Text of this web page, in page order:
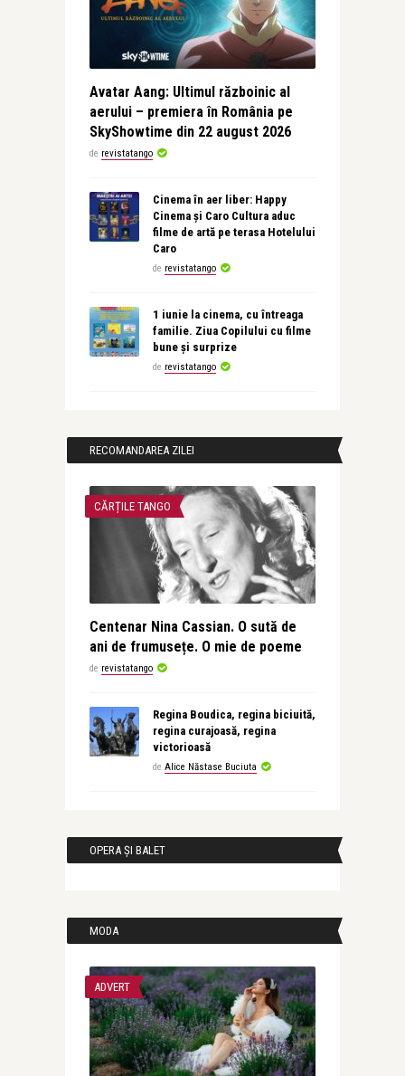
Avatar Aang: Ultimul războinic al
aerului – premiera în România pe
SkyShowtime din 22 august 2026
de revistatango
Cinema în aer liber: Happy
Cinema și Caro Cultura aduc
filme de artă pe terasa Hotelului
Caro
de revistatango
1 iunie la cinema, cu întreaga
familie. Ziua Copilului cu filme
bune și surprize
de revistatango
RECOMANDAREA ZILEI
CĂRȚILE TANGO
Centenar Nina Cassian. O sută de
ani de frumusețe. O mie de poeme
de revistatango
Regina Boudica, regina biciuită,
regina curajoasă, regina
victorioasă
de Alice Năstase Buciuta
OPERA ȘI BALET
MODA
ADVERT